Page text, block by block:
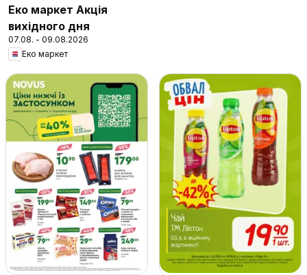
Еко маркет Акція
вихідного дня
07.08. - 09.08.2026
Еко маркет